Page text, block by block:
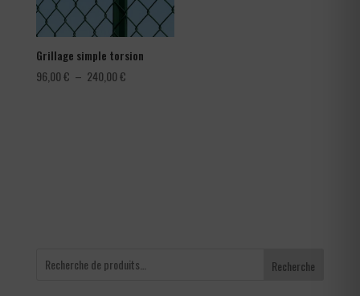
Grillage simple torsion
96,00€ – 240,00€Plage
Recherche